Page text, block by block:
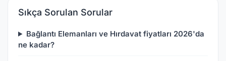
Sıkça Sorulan Sorular
Bağlantı Elemanları ve Hırdavat fiyatları 2026'da
ne kadar?